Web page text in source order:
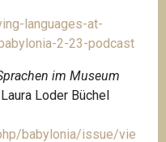
languages-at-
2-23-podcast
im Museum
Loder Büchel
babylonia/issue/vie